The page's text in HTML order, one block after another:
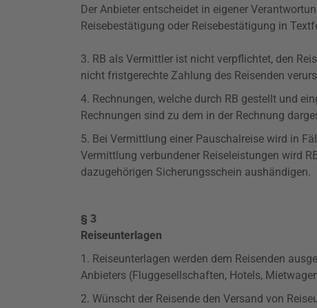
Der Anbieter entscheidet in eigener
Reisebestätigung oder Reisebestätigung in
3. RB als Vermittler ist nicht verpflichtet, den
nicht fristgerechte Zahlung des Reisenden
4. Rechnungen, welche durch RB gestellt und
Rechnungen sind zu dem in der Rechnung
5. Bei Vermittlung einer Pauschalreise wird in
Vermittlung verbundener Reiseleistungen wird
dazugehörigen Sicherungsschein aushändigen.
§ 3
Reiseunterlagen
1. Reiseunterlagen werden dem Reisenden
Anbieters (Fluggesellschaften, Hotels,
2. Wünscht der Reisende den Versand von